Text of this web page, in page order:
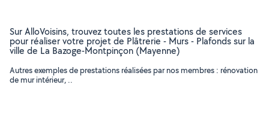
Sur AlloVoisins, trouvez toutes les prestations de services
pour réaliser votre projet de Plâtrerie - Murs - Plafonds sur la
ville de La Bazoge-Montpinçon (Mayenne)
Autres exemples de prestations réalisées par nos membres : rénovation
de mur intérieur, ..